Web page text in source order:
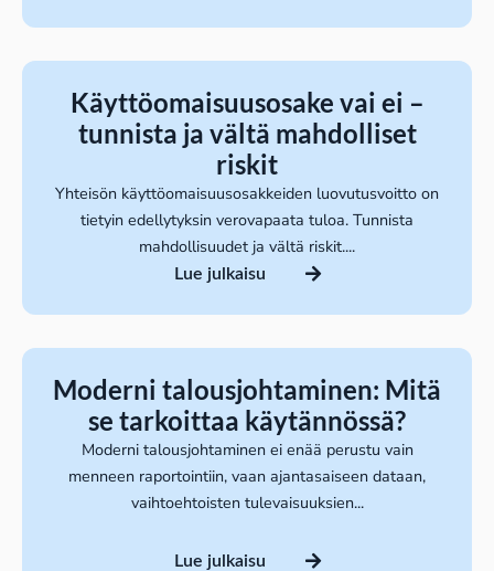
Käyttöomaisuusosake vai ei –
tunnista ja vältä mahdolliset
riskit
Yhteisön käyttöomaisuusosakkeiden luovutusvoitto on
tietyin edellytyksin verovapaata tuloa. Tunnista
mahdollisuudet ja vältä riskit....
Lue julkaisu
Moderni talousjohtaminen: Mitä
se tarkoittaa käytännössä?
Moderni talousjohtaminen ei enää perustu vain
menneen raportointiin, vaan ajantasaiseen dataan,
vaihtoehtoisten tulevaisuuksien...
Lue julkaisu